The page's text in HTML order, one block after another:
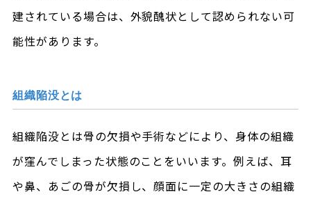
建されている場合は、外貌醜状として認められない可
能性があります。
組織陥没とは
組織陥没とは骨の欠損や手術などにより、身体の組織
が窪んでしまった状態のことをいいます。例えば、耳
や鼻、あごの骨が欠損し、顔面に一定の大きさの組織